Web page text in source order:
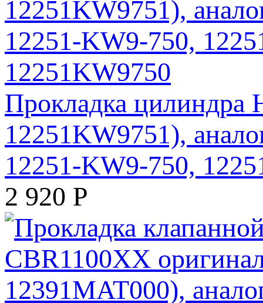
Прокладка цилиндра
12251KW9751),
12251-KW9-750,
2 920 Р